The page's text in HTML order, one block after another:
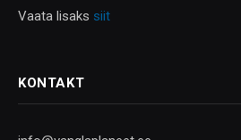
Vaata lisaks siit
KONTAKT